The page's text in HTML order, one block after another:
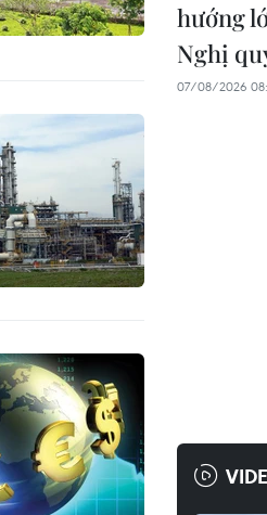
hướng
Nghị
07/08/2026